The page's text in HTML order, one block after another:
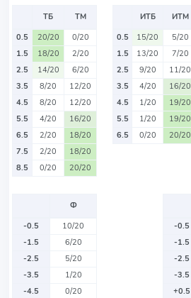
ТБ
ТМ
0.5
20/20
0/20
1.5
18/20
2/20
2.5
14/20
6/20
3.5
8/20
12/20
4.5
8/20
12/20
5.5
4/20
16/20
6.5
2/20
18/20
7.5
2/20
18/20
8.5
0/20 20/20
ИТБ
ИТМ
0.5
15/20
5/20
1.5
13/20
7/20
2.5
9/20
11/20
3.5
4/20
16/20
4.5
1/20
19/20
5.5
1/20
19/20
6.5
0/20 20/20
Ф
-0.5
10/20
-1.5
6/20
-2.5
5/20
-3.5
1/20
-4.5
0/20
-0.5
-1.5
-2.5
-3.5
+0.5